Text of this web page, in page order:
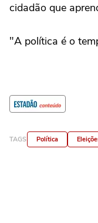
cidadão que
"A política é o
TAGS Política